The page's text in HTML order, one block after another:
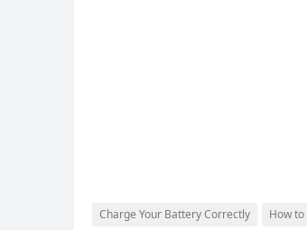
Charge Your Battery Correctly How